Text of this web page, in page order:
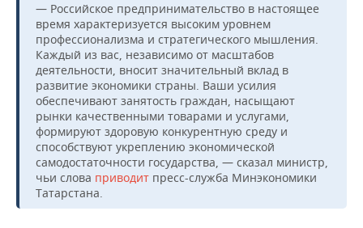
ВОДНЫЕ ВИДЫ СПОРТА
ХОККЕЙ С МЯЧОМ
ОБРАЗОВАНИЕ
ПРОИСШЕСТВИЯ
— Российское предпринимательство в настоящее
время характеризуется высоким уровнем
профессионализма и стратегического мышления.
Каждый из вас, независимо от масштабов
деятельности, вносит значительный вклад в
развитие экономики страны. Ваши усилия
обеспечивают занятость граждан, насыщают
рынки качественными товарами и услугами,
формируют здоровую конкурентную среду и
способствуют укреплению экономической
самодостаточности государства, — сказал министр,
чьи слова приводит пресс-служба Минэкономики
Татарстана.